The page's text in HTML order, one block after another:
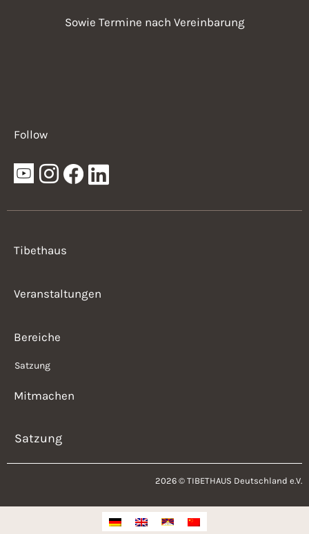
Sowie Termine nach Vereinbarung
Follow
Tibethaus
Veranstaltungen
Bereiche
Satzung
Mitmachen
Satzung
2026 © TIBETHAUS Deutschland e.V.